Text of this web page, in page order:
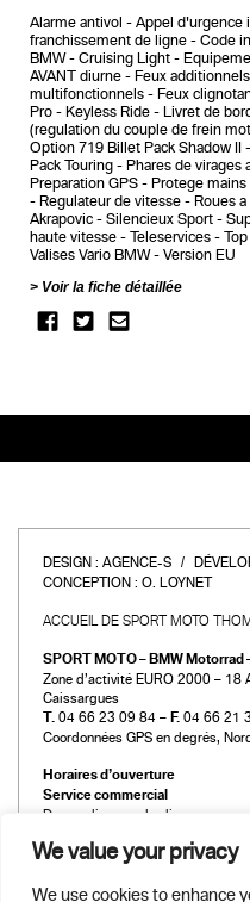
We value your privacy
We use cookies to enhance
Alarme antivol Appel d'urgence
franchissement de ligne
Code
BMW
Cruising Light
AVANT diurne
Feux
multifonctionnels
Feux
Pro
Keyless Ride Livret de
(regulation du couple de frein
Option 719 Billet Pack Shadow II
Pack Touring
Phares de virages
Preparation GPS
Protege mains
Regulateur de vitesse
Roues
Akrapovic
Silencieux Sport
haute vitesse
Teleservices
Valises Vario BMW
Version EU
Voir la fiche détaillée
DESIGN : AGENCE-S
CONCEPTION : O. LOYNET
ACCUEIL DE SPORT MOTO
SPORT MOTO – BMW
Zone d’activité EURO 2000 – 18
Caissargues
T. 04 66 23 09 84 – F. 04 66 21
Coordonnées GPS en degrés,
Horaires d’ouverture
Service commercial
Du mardi au vendredi :
Le samedi :